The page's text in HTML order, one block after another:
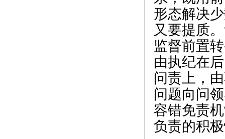
形态解决
又要提质
监督前置
由执纪在
问责上，
问题向问
容错免责
负责的积